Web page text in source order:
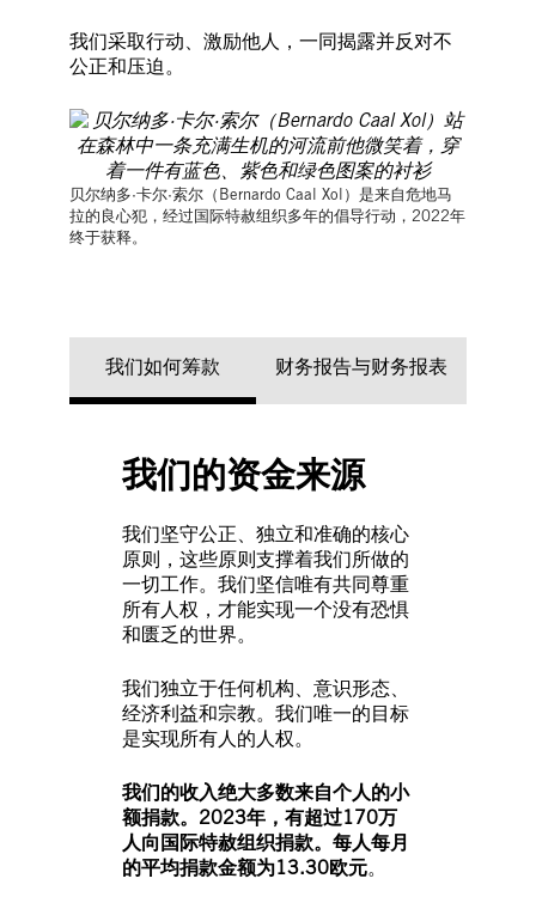
我们采取行动、激励他人，一同揭露并反对不
公正和压迫。
贝尔纳多·卡尔·索尔（Bernardo Caal Xol）是来自危地马
拉的良心犯，经过国际特赦组织多年的倡导行动，2022年
终于获释。
我们如何筹款 财务报告与财务报表
我们的资金来源
我们坚守公正、独立和准确的核心
原则，这些原则支撑着我们所做的
一切工作。我们坚信唯有共同尊重
所有人权，才能实现一个没有恐惧
和匮乏的世界。
我们独立于任何机构、意识形态、
经济利益和宗教。我们唯一的目标
是实现所有人的人权。
我们的收入绝大多数来自个人的小
额捐款。2023年，有超过170万
人向国际特赦组织捐款。每人每月
的平均捐款金额为13.30欧元。